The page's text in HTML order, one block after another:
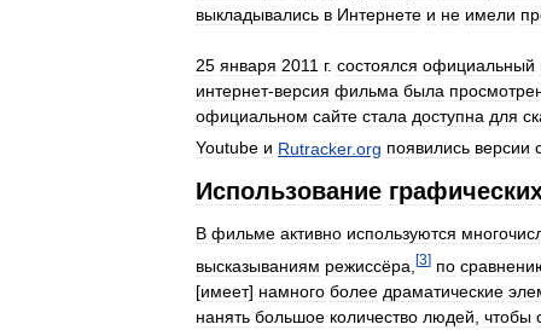
выкладывались в Интернете и не имели
25 января 2011 г. состоялся официальный
интернет-версия фильма была
официальном сайте стала доступна для
Youtube и Rutracker.org появились версии
Использование
В фильме активно используются
высказываниям режиссёра [3] по
[имеет] намного более драматические
нанять большое количество людей чтобы